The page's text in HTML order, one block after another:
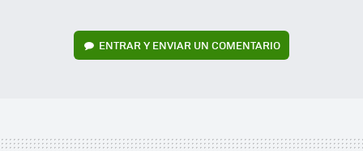
ENTRAR Y ENVIAR UN COMENTARIO